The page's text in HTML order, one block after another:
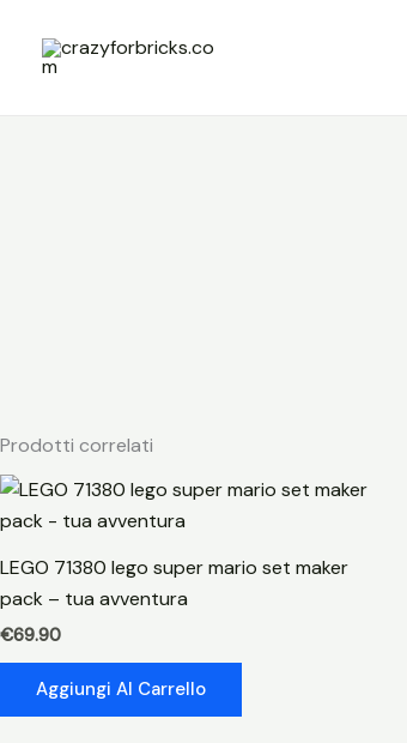
contenuto
Prodotti correlati
LEGO 71380 lego super mario set maker
pack – tua avventura
€69.90
Aggiungi Al Carrello